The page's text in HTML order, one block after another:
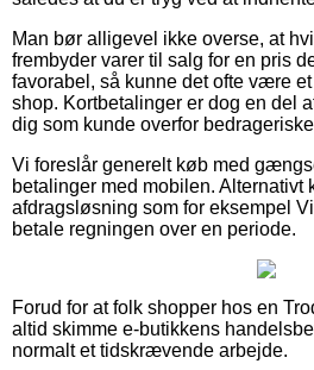
Man bør alligevel ikke overse, at
frembyder varer til salg for en pris
favorabel, så kunne det ofte være
shop. Kortbetalinger er dog en del
dig som kunde overfor
Vi foreslår generelt køb med
betalinger med mobilen. Alternativt
afdragsløsning som for eksempel
betale regningen over en periode.
Forud for at folk shopper hos en
altid skimme e-butikkens
normalt et tidskrævende arbejde.